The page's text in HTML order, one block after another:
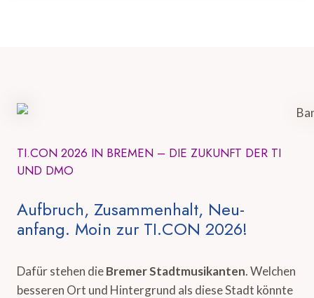
TI.CON 2026 IN BREMEN – DIE ZUKUNFT DER TI
UND DMO
Aufbruch, Zusammenhalt, Neu-
anfang. Moin zur TI.CON 2026!
Dafür stehen dieBremer Stadtmusikanten. Welchen
besseren Ort und Hintergrund als diese Stadt könnte